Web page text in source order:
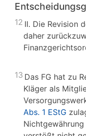
12 II. Die Revision
daher
13 Das FG hat zu
Kläger als
Abs. 1 EStG